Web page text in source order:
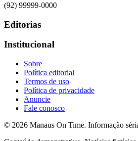
(92) 99999-0000
Editorias
Institucional
Sobre
Política editorial
Termos de uso
Política de privacidade
Anuncie
Fale conosco
© 2026 Manaus On Time. Informação